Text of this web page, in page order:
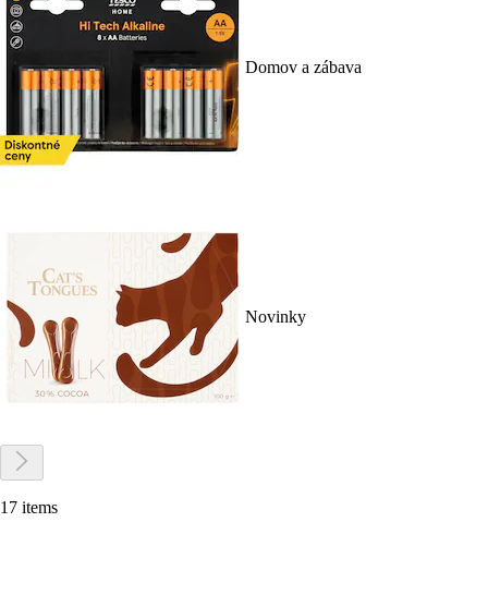
Domov a zábava
Novinky
17 items